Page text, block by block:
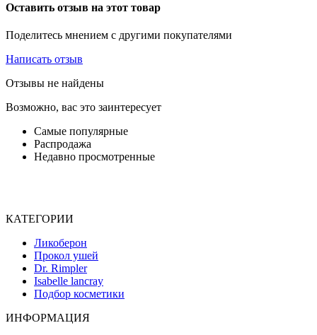
Оставить отзыв на этот товар
Поделитесь мнением с другими покупателями
Написать отзыв
Отзывы не найдены
Возможно, вас это заинтересует
Самые популярные
Распродажа
Недавно просмотренные
КАТЕГОРИИ
Ликоберон
Прокол ушей
Dr. Rimpler
Isabelle lancray
Подбор косметики
ИНФОРМАЦИЯ